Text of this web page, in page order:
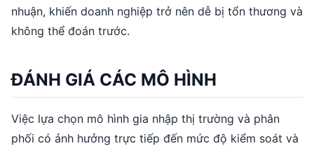
nhuận, khiến doanh nghiệp trở nên dễ bị tổn thương và
không thể đoán trước.
ĐÁNH GIÁ CÁC MÔ HÌNH
Việc lựa chọn mô hình gia nhập thị trường và phân
phối có ảnh hưởng trực tiếp đến mức độ kiểm soát và